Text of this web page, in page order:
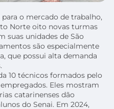
o mercado de trabalho,
Norte oito novas turmas
suas unidades de São
são especialmente
que possui alta demanda
10 técnicos formados pelo
Eles mostram
catarinenses dão
do Senai. Em 2024,